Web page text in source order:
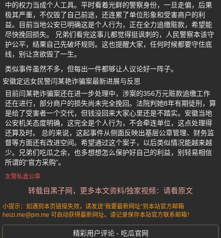
中的权力当成个人工具。平时看着光鲜的警察身份，一旦走偏，后果
极其严重，不仅毁了自己前途，还连累了单位形象和受害商户的利
益。目前当地公安已明确这是个人行为，正在全力追缴赃款，希望能
尽快挽回损失。 兄弟们看完这事儿都觉得挺讽刺的，人民警察本该守
护公平，结果自己先破坏规则。这也提醒大家，任何时候都要守住底
线，别让贪欲毁了一生。
类似事件虽然不多，但每出一件都够让人议论好一阵子。
安徽定远女民警闫某艳诈骗案最新进展与反思
目前闫某艳诈骗案还在进一步处理中，涉案的356万元赃款追缴工作
还在进行，部分商户的损失尚未完全挽回。法院判她8年有期徒刑，算
是给了受害者一个交代，但钱没回来大家心里还是不踏实。安徽当地
公安机关态度明确，这完全是个人行为，不会牵连单位，这点处理得
还算及时。 总的来说，这起事件从侧面反映出基层公章管理、财务监
督等方面还有改进空间。希望通过这个案子，以后类似情况能越来越
少。兄弟们吃瓜之余，也多想想怎么保护好自己的利益，别轻易相信
所谓的“官方采购”。
女警私盖公章
转载自黑子网，更多本文资料/独家视频：请看原文
小提示：如遇到本页链接失效，请发送“我要最新网址”到本站官方邮箱
heizi.me@pm.me 可自动获得最新网址。请记录保存本站官方联系邮箱！
精彩用户评论 - 吃瓜官网